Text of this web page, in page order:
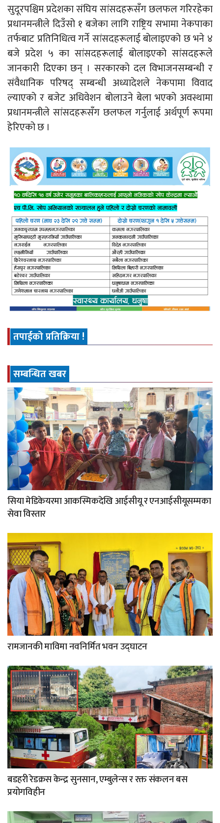
सुदूरपश्चिम प्रदेशका संघिय सांसदहरूसँग छलफल गरिरहेका
प्रधानमन्त्रीले दिउँसो १ बजेका लागि राष्ट्रिय सभामा नेकपाका
तर्फबाट प्रतिनिधित्व गर्ने सांसदहरूलाई बोलाइएको छ भने ४
बजे प्रदेश ५ का सांसदहरूलाई बोलाइएको सांसदहरूले
जानकारी दिएका छन् । सरकारको दल विभाजनसम्बन्धी र
संवैधानिक परिषद् सम्बन्धी अध्यादेशले नेकपामा विवाद
ल्याएको र बजेट अधिवेशन बोलाउने बेला भएको अवस्थामा
प्रधानमन्त्रीले सांसदहरूसँग छलफल गर्नुलाई अर्थपूर्ण रूपमा
हेरिएको छ ।
तपाईको प्रतिक्रिया !
सम्बन्धित खबर
सिया मेडिकेयरमा आकस्मिकदेखि आईसीयू र एनआईसीयूसम्मका
सेवा विस्तार
रामजानकी माविमा नवनिर्मित भवन उद्घाटन
बडहरी रेडक्रस केन्द्र सुनसान, एम्बुलेन्स र रक्त संकलन बस
प्रयोगविहीन